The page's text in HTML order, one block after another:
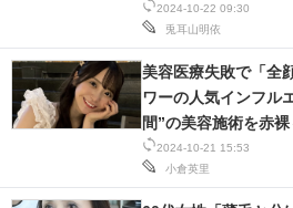
2024-10-22 09:30
兎耳山明依
2024-10-21 15:53
小倉英里
美容医療失敗で「全
ワーの人気インフル
間”の美容施術を赤